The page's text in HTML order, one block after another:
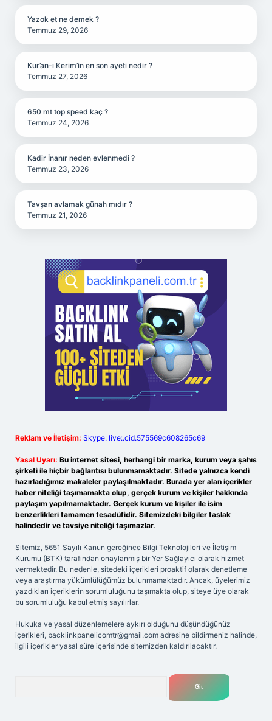
Yazok et ne demek ?
Temmuz 29, 2026
Kur’an-ı Kerim’in en son ayeti nedir ?
Temmuz 27, 2026
650 mt top speed kaç ?
Temmuz 24, 2026
Kadir İnanır neden evlenmedi ?
Temmuz 23, 2026
Tavşan avlamak günah mıdır ?
Temmuz 21, 2026
Reklam ve İletişim: Skype: live:.cid.575569c608265c69
Yasal Uyarı: Bu internet sitesi, herhangi bir marka, kurum veya şahıs
şirketi ile hiçbir bağlantısı bulunmamaktadır. Sitede yalnızca kendi
hazırladığımız makaleler paylaşılmaktadır. Burada yer alan içerikler
haber niteliği taşımamakta olup, gerçek kurum ve kişiler hakkında
paylaşım yapılmamaktadır. Gerçek kurum ve kişiler ile isim
benzerlikleri tamamen tesadüfidir. Sitemizdeki bilgiler taslak
halindedir ve tavsiye niteliği taşımazlar.
Sitemiz, 5651 Sayılı Kanun gereğince Bilgi Teknolojileri ve İletişim
Kurumu (BTK) tarafından onaylanmış bir Yer Sağlayıcı olarak hizmet
vermektedir. Bu nedenle, sitedeki içerikleri proaktif olarak denetleme
veya araştırma yükümlülüğümüz bulunmamaktadır. Ancak, üyelerimiz
yazdıkları içeriklerin sorumluluğunu taşımakta olup, siteye üye olarak
bu sorumluluğu kabul etmiş sayılırlar.
Hukuka ve yasal düzenlemelere aykırı olduğunu düşündüğünüz
içerikleri, backlinkpanelicomtr@gmail.com adresine bildirmeniz halinde,
ilgili içerikler yasal süre içerisinde sitemizden kaldırılacaktır.